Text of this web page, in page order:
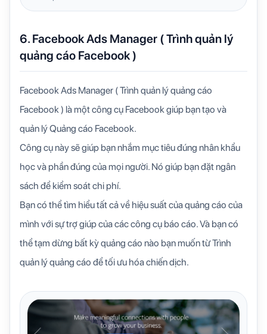
6. Facebook Ads Manager ( Trình quản lý
quảng cáo Facebook )
Facebook Ads Manager ( Trình quản lý quảng cáo
Facebook ) là một công cụ Facebook giúp bạn tạo và
quản lý Quảng cáo Facebook.
Công cụ này sẽ giúp bạn nhắm mục tiêu đúng nhân khẩu
học và phần đúng của mọi người. Nó giúp bạn đặt ngân
sách để kiểm soát chi phí.
Bạn có thể tìm hiểu tất cả về hiệu suất của quảng cáo của
mình với sự trợ giúp của các công cụ báo cáo. Và bạn có
thể tạm dừng bất kỳ quảng cáo nào bạn muốn từ Trình
quản lý quảng cáo để tối ưu hóa chiến dịch.